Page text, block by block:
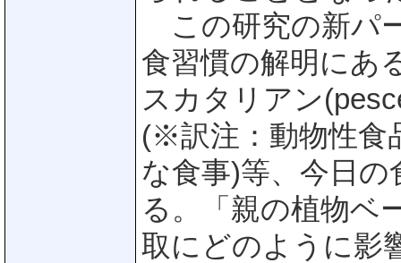
この研究の新パ
食習慣の解明にあ
スカタリアン
(※訳注：動物性食
な食事)等、今日
る。「親の植物ベ
取にどのように影